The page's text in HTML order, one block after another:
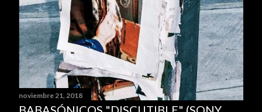
noviembre 21, 2018